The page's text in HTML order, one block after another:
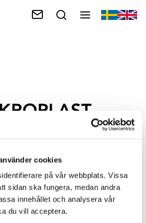
cookies
på vår webbplats. Vissa
sidan ska fungera, medan andra
innehållet och analysera vår
du vill acceptera.